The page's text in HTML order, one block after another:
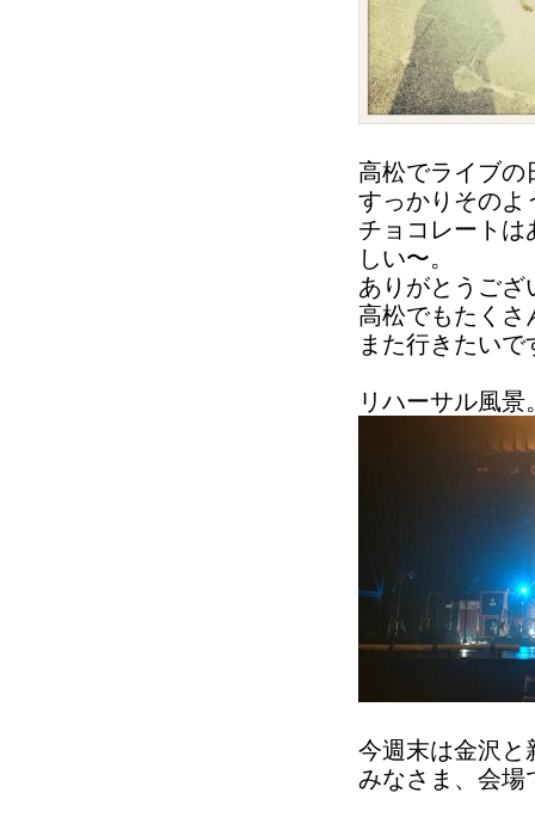
高松でライブの
すっかりそのよ
チョコレートは
しい〜。
ありがとうござ
高松でもたくさ
また行きたいで
リハーサル風景
今週末は金沢と
みなさま、会場